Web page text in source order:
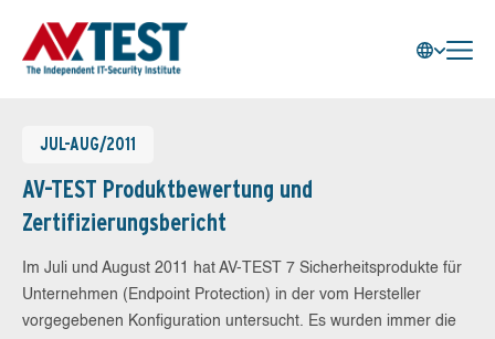
JUL-AUG/2011
AV-TEST Produktbewertung und
Zertifizierungsbericht
Im Juli und August 2011 hat AV-TEST 7 Sicherheitsprodukte für
Unternehmen (Endpoint Protection) in der vom Hersteller
vorgegebenen Konfiguration untersucht. Es wurden immer die